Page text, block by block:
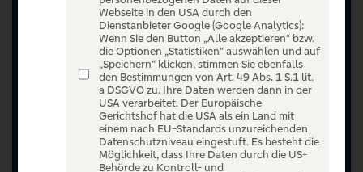
Webseite in den USA durch den
Dienstanbieter Google (Google Analytics):
Wenn Sie den Button „Alle akzeptieren“ bzw.
die Optionen „Statistiken“ auswählen und auf
„Speichern“ klicken, stimmen Sie ebenfalls
den Bestimmungen von Art. 49 Abs. 1 S.1 lit.
a DSGVO zu. Ihre Daten werden dann in der
USA verarbeitet. Der Europäische
Gerichtshof hat die USA als ein Land mit
einem nach EU-Standards unzureichenden
Datenschutzniveau eingestuft. Es besteht die
Möglichkeit, dass Ihre Daten durch die US-
Behörde zu Kontroll- und